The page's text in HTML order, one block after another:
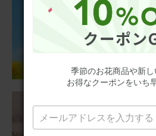
季節のお花商品や新し
お得なクーポンをいち